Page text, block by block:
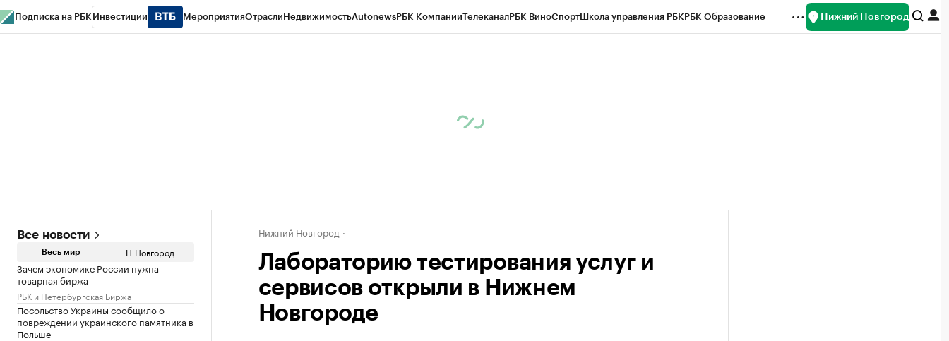
Подписка на РБК Инвестиции МероприятияОтраслиНедвижимостьAutonewsРБК КомпанииТелеканалРБК ВиноСпортШкола управления РБКРБК Образование Нижний Новгород
Все новости
Весь мир Н.Новгород
Зачем экономике России нужна
товарная биржа
РБК и Петербургская Биржа
Посольство Украины сообщило о
повреждении украинского памятника в
Польше
Нижний Новгород
Лабораторию тестирования услуг и
сервисов открыли в Нижнем
Новгороде